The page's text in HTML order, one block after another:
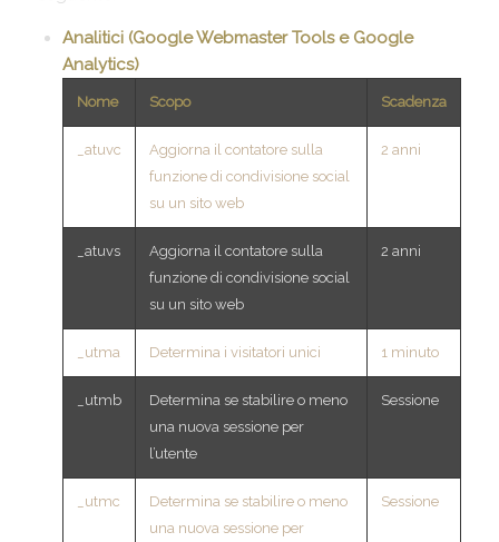
Analitici (Google Webmaster Tools e Google
Analytics)
Nome Scopo Scadenza
_atuvc
Aggiorna il contatore sulla
funzione di condivisione social
su un sito web
2 anni
_atuvs
Aggiorna il contatore sulla
funzione di condivisione social
su un sito web
2 anni
_utma Determina i visitatori unici 1 minuto
_utmb
Determina se stabilire o meno
una nuova sessione per
l’utente
Sessione
_utmc
Determina se stabilire o meno
una nuova sessione per
Sessione